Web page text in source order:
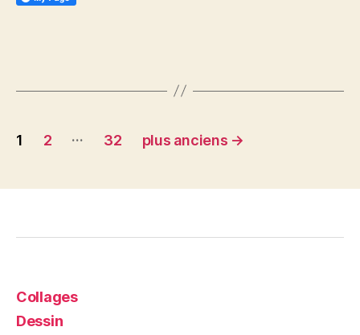
Navigation
articles
1 2 … 32 plus anciens →
Collages
Dessin